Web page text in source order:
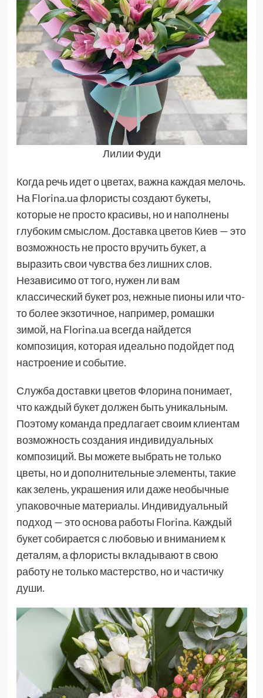
Лилии Фуди
Когда речь идет о цветах, важна каждая мелочь.
На Florina.ua флористы создают букеты,
которые не просто красивы, но и наполнены
глубоким смыслом.Доставка цветов Киев — это
возможность не просто вручить букет, а
выразить свои чувства без лишних слов.
Независимо от того, нужен ли вам
классический букет роз, нежные пионы или что-
то более экзотичное, например, ромашки
зимой, на Florina.ua всегда найдется
композиция, которая идеально подойдет под
настроение и событие.
Служба доставки цветов Флорина понимает,
что каждый букет должен быть уникальным.
Поэтому команда предлагает своим клиентам
возможность создания индивидуальных
композиций. Вы можете выбрать не только
цветы, но и дополнительные элементы, такие
как зелень, украшения или даже необычные
упаковочные материалы. Индивидуальный
подход — это основа работы Florina. Каждый
букет собирается с любовью и вниманием к
деталям, а флористы вкладывают в свою
работу не только мастерство, но и частичку
души.